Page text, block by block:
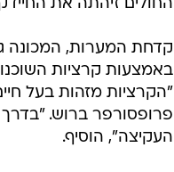
החולים זיהתה את
קדחת המערות, המכונה
באמצעות קרציות
"הקרציות מזהות בעל
פרופסורפר ברוש.
העקיצה", הוסיף.